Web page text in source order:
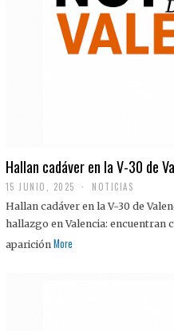
Hallan cadáver en la V-30 de
15 JUNIO, 2025 NOTICIAS
Hallan cadáver en la V-30 de
hallazgo en Valencia: encuentran
aparición More